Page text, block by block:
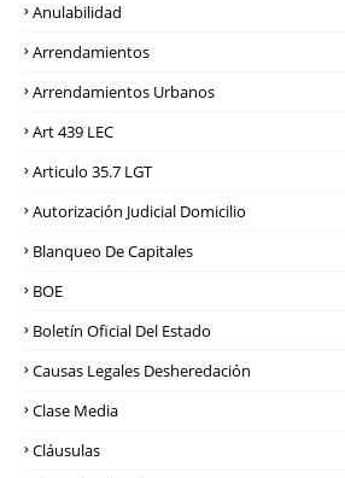
Anulabilidad
Arrendamientos
Arrendamientos Urbanos
Art 439 LEC
Articulo 35.7 LGT
Autorización Judicial Domicilio
Blanqueo De Capitales
BOE
Boletín Oficial Del Estado
Causas Legales Desheredación
Clase Media
Cláusulas